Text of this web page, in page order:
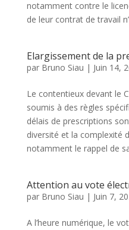
notamment contre le
de leur contrat de travail
Elargissement de la
par Bruno Siau | Juin 14,
Le contentieux devant le
soumis à des règles
délais de prescriptions
diversité et la complexité
notamment le rappel de
Attention au vote
par Bruno Siau | Juin 7,
A l’heure numérique, le